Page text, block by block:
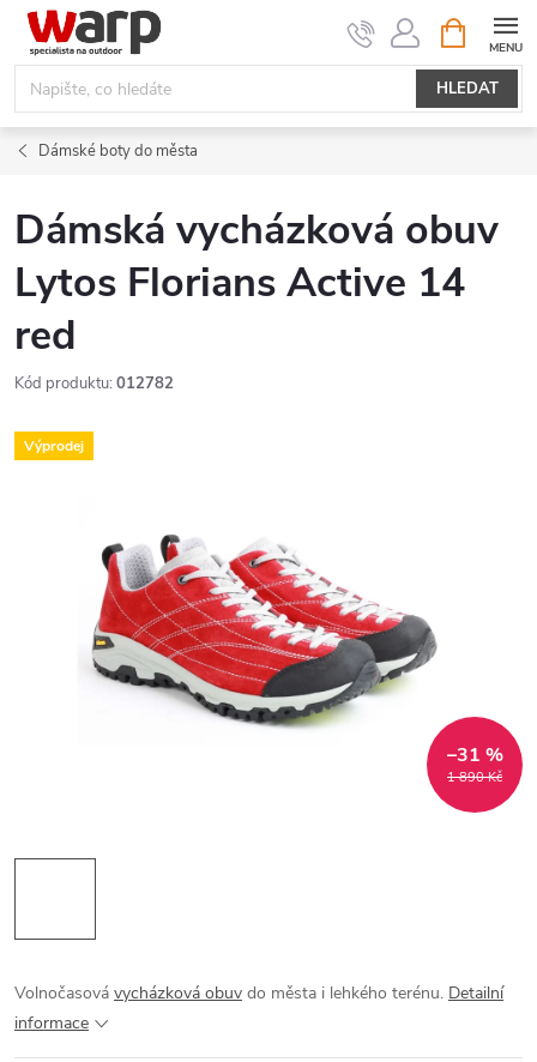
Přejít
obsah
HLEDAT
NÁKUPNÍ
KOŠÍK
Dámské boty do města
Dámská vycházková obuv
Lytos Florians Active 14
red
Kód produktu: 012782
Výprodej
1 890 Kč
–31 %
Volnočasová vycházková obuv do města i lehkého terénu. Detailní
informace